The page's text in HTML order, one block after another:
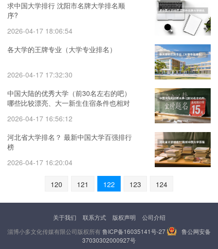
求中国大学排行 沈阳市名牌大学排名顺
序?
2026-04-17 18:06:54
各大学的王牌专业（大学专业排名）
2026-04-17 17:32:30
中国大陆的优秀大学（前30名左右的吧）
哪些比较漂亮、大一新生住宿条件也相对
2026-04-17 16:56:12
河北省大学排名？ 最新中国大学百强排行
榜
2026-04-17 16:20:04
120 121 122 123 124
关于我们 联系方式 版权声明
公司介绍
淄博小多文化传媒有限公司版权所有鲁ICP备16035141号-27
鲁公网安备
37030302000927号